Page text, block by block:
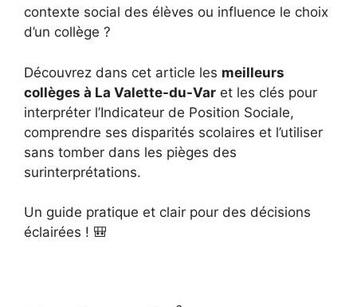
contexte social des élèves ou influence le choix
d’un collège ?
Découvrez dans cet article les meilleurs
collèges à La Valette-du-Var et les clés pour
interpréter l’Indicateur de Position Sociale,
comprendre ses disparités scolaires et l’utiliser
sans tomber dans les pièges des
surinterprétations.
Un guide pratique et clair pour des décisions
éclairées ! 🎒